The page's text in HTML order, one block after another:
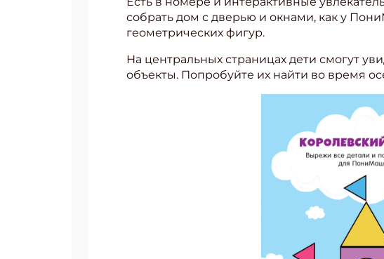
собрать дом с дверью и окнами, как у
геометрических фигур.
На центральных страницах дети смогут
объекты. Попробуйте их найти во время